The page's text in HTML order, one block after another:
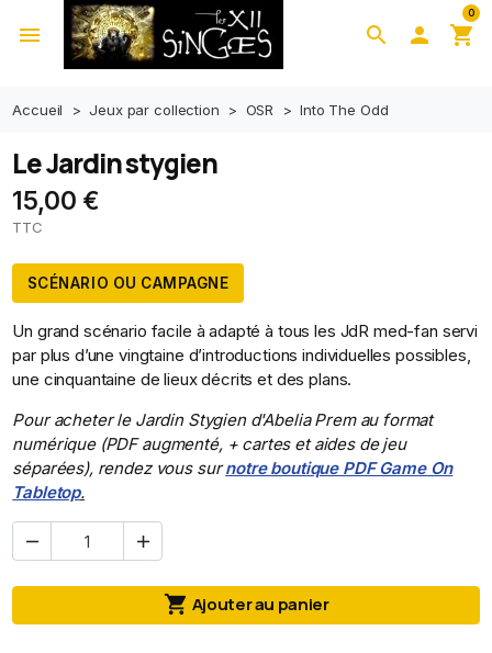
search
menu  shopping_cart
0
Accueil Jeux par collection OSR Into The Odd
Le Jardin stygien
15,00 €
TTC
SCÉNARIO OU CAMPAGNE
Un grand scénario facile à adapté à tous les JdR med-fan servi
par plus d’une vingtaine d’introductions individuelles possibles,
une cinquantaine de lieux décrits et des plans.
Pour acheter le Jardin Stygien d'Abelia Prem au format
numérique (PDF augmenté, + cartes et aides de jeu
séparées), rendez vous surnotre boutique PDF Game On
Tabletop.
 
 Ajouter au panier